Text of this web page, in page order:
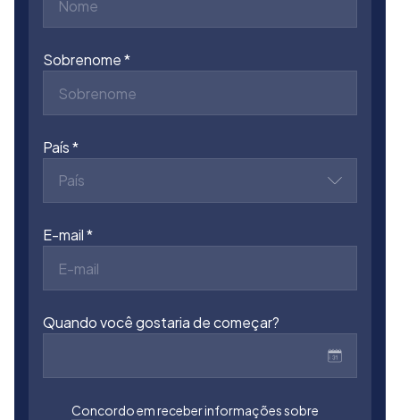
Sobrenome
País
País
E-mail
Quando você gostaria de começar?
Concordo em receber informações sobre